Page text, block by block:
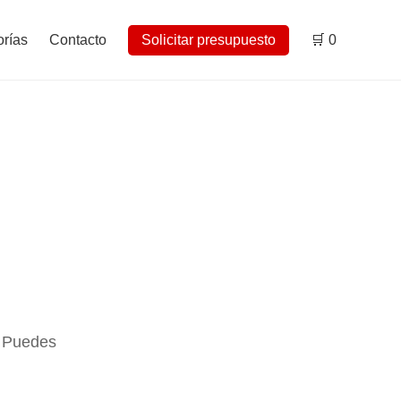
Contacto Solicitar presupuesto 🛒 0